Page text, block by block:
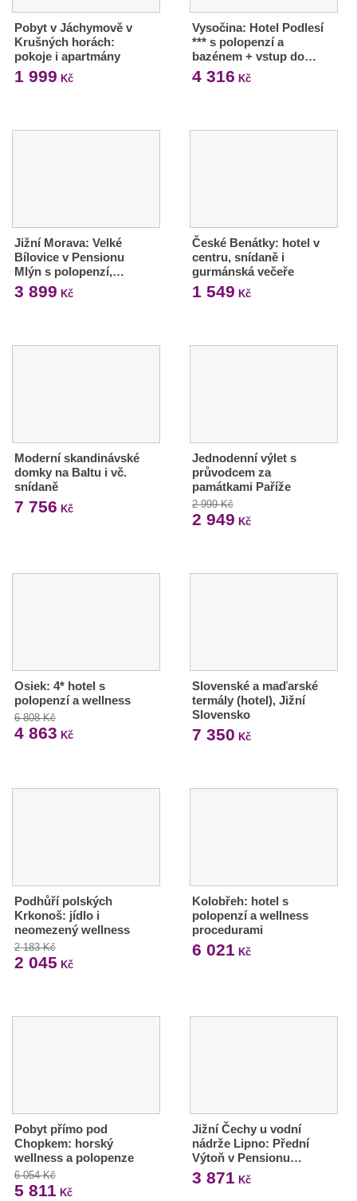
Pobyt v Jáchymově v
Krušných horách:
pokoje i apartmány
1 999 Kč
Vysočina: Hotel Podlesí
*** s polopenzí a
bazénem + vstup do…
4 316 Kč
Jižní Morava: Velké
Bílovice v Pensionu
Mlýn s polopenzí,…
3 899 Kč
České Benátky: hotel v
centru, snídaně i
gurmánská večeře
1 549 Kč
Moderní skandinávské
domky na Baltu i vč.
snídaně
7 756 Kč
Jednodenní výlet s
průvodcem za
památkami Paříže
2 999 Kč
2 949 Kč
Osiek: 4* hotel s
polopenzí a wellness
6 808 Kč
4 863 Kč
Slovenské a maďarské
termály (hotel), Jižní
Slovensko
7 350 Kč
Podhůří polských
Krkonoš: jídlo i
neomezený wellness
2 183 Kč
2 045 Kč
Kolobřeh: hotel s
polopenzí a wellness
procedurami
6 021 Kč
Pobyt přímo pod
Chopkem: horský
wellness a polopenze
6 054 Kč
5 811 Kč
Jižní Čechy u vodní
nádrže Lipno: Přední
Výtoň v Pensionu…
3 871 Kč